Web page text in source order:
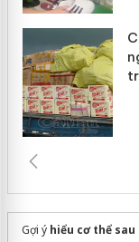
Gợi ý hiểu cơ thể sau